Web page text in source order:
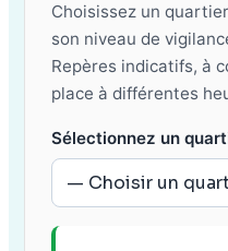
Choisissez un
son niveau de
Repères indicatifs, à
place à différentes
Sélectionnez un